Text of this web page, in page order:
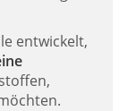
entwickelt,